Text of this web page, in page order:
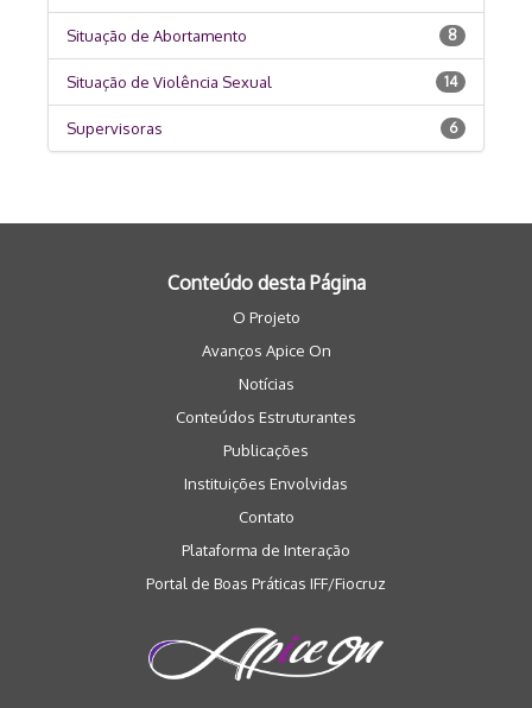
Situação de Abortamento 8
Situação de Violência Sexual 14
Supervisoras 6
Conteúdo desta Página
O Projeto
Avanços Apice On
Notícias
Conteúdos Estruturantes
Publicações
Instituições Envolvidas
Contato
Plataforma de Interação
Portal de Boas Práticas IFF/Fiocruz